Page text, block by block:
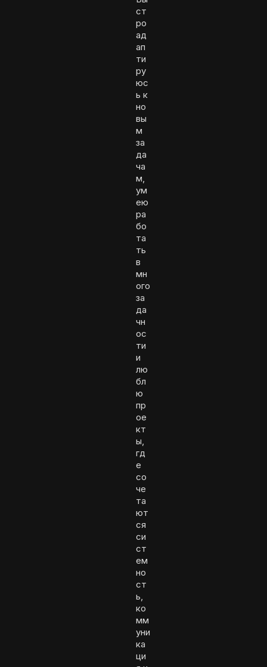
ст
ро
ад
ап
ти
ру
юс
ь к
но
вы
м
за
да
ча
м,
ум
ею
ра
бо
та
ть
в
мн
ого
за
да
чн
ос
ти
и
лю
бл
ю
пр
ое
кт
ы,
гд
е
со
че
та
ют
ся
си
ст
ем
но
ст
ь,
ко
мм
уни
ка
ци